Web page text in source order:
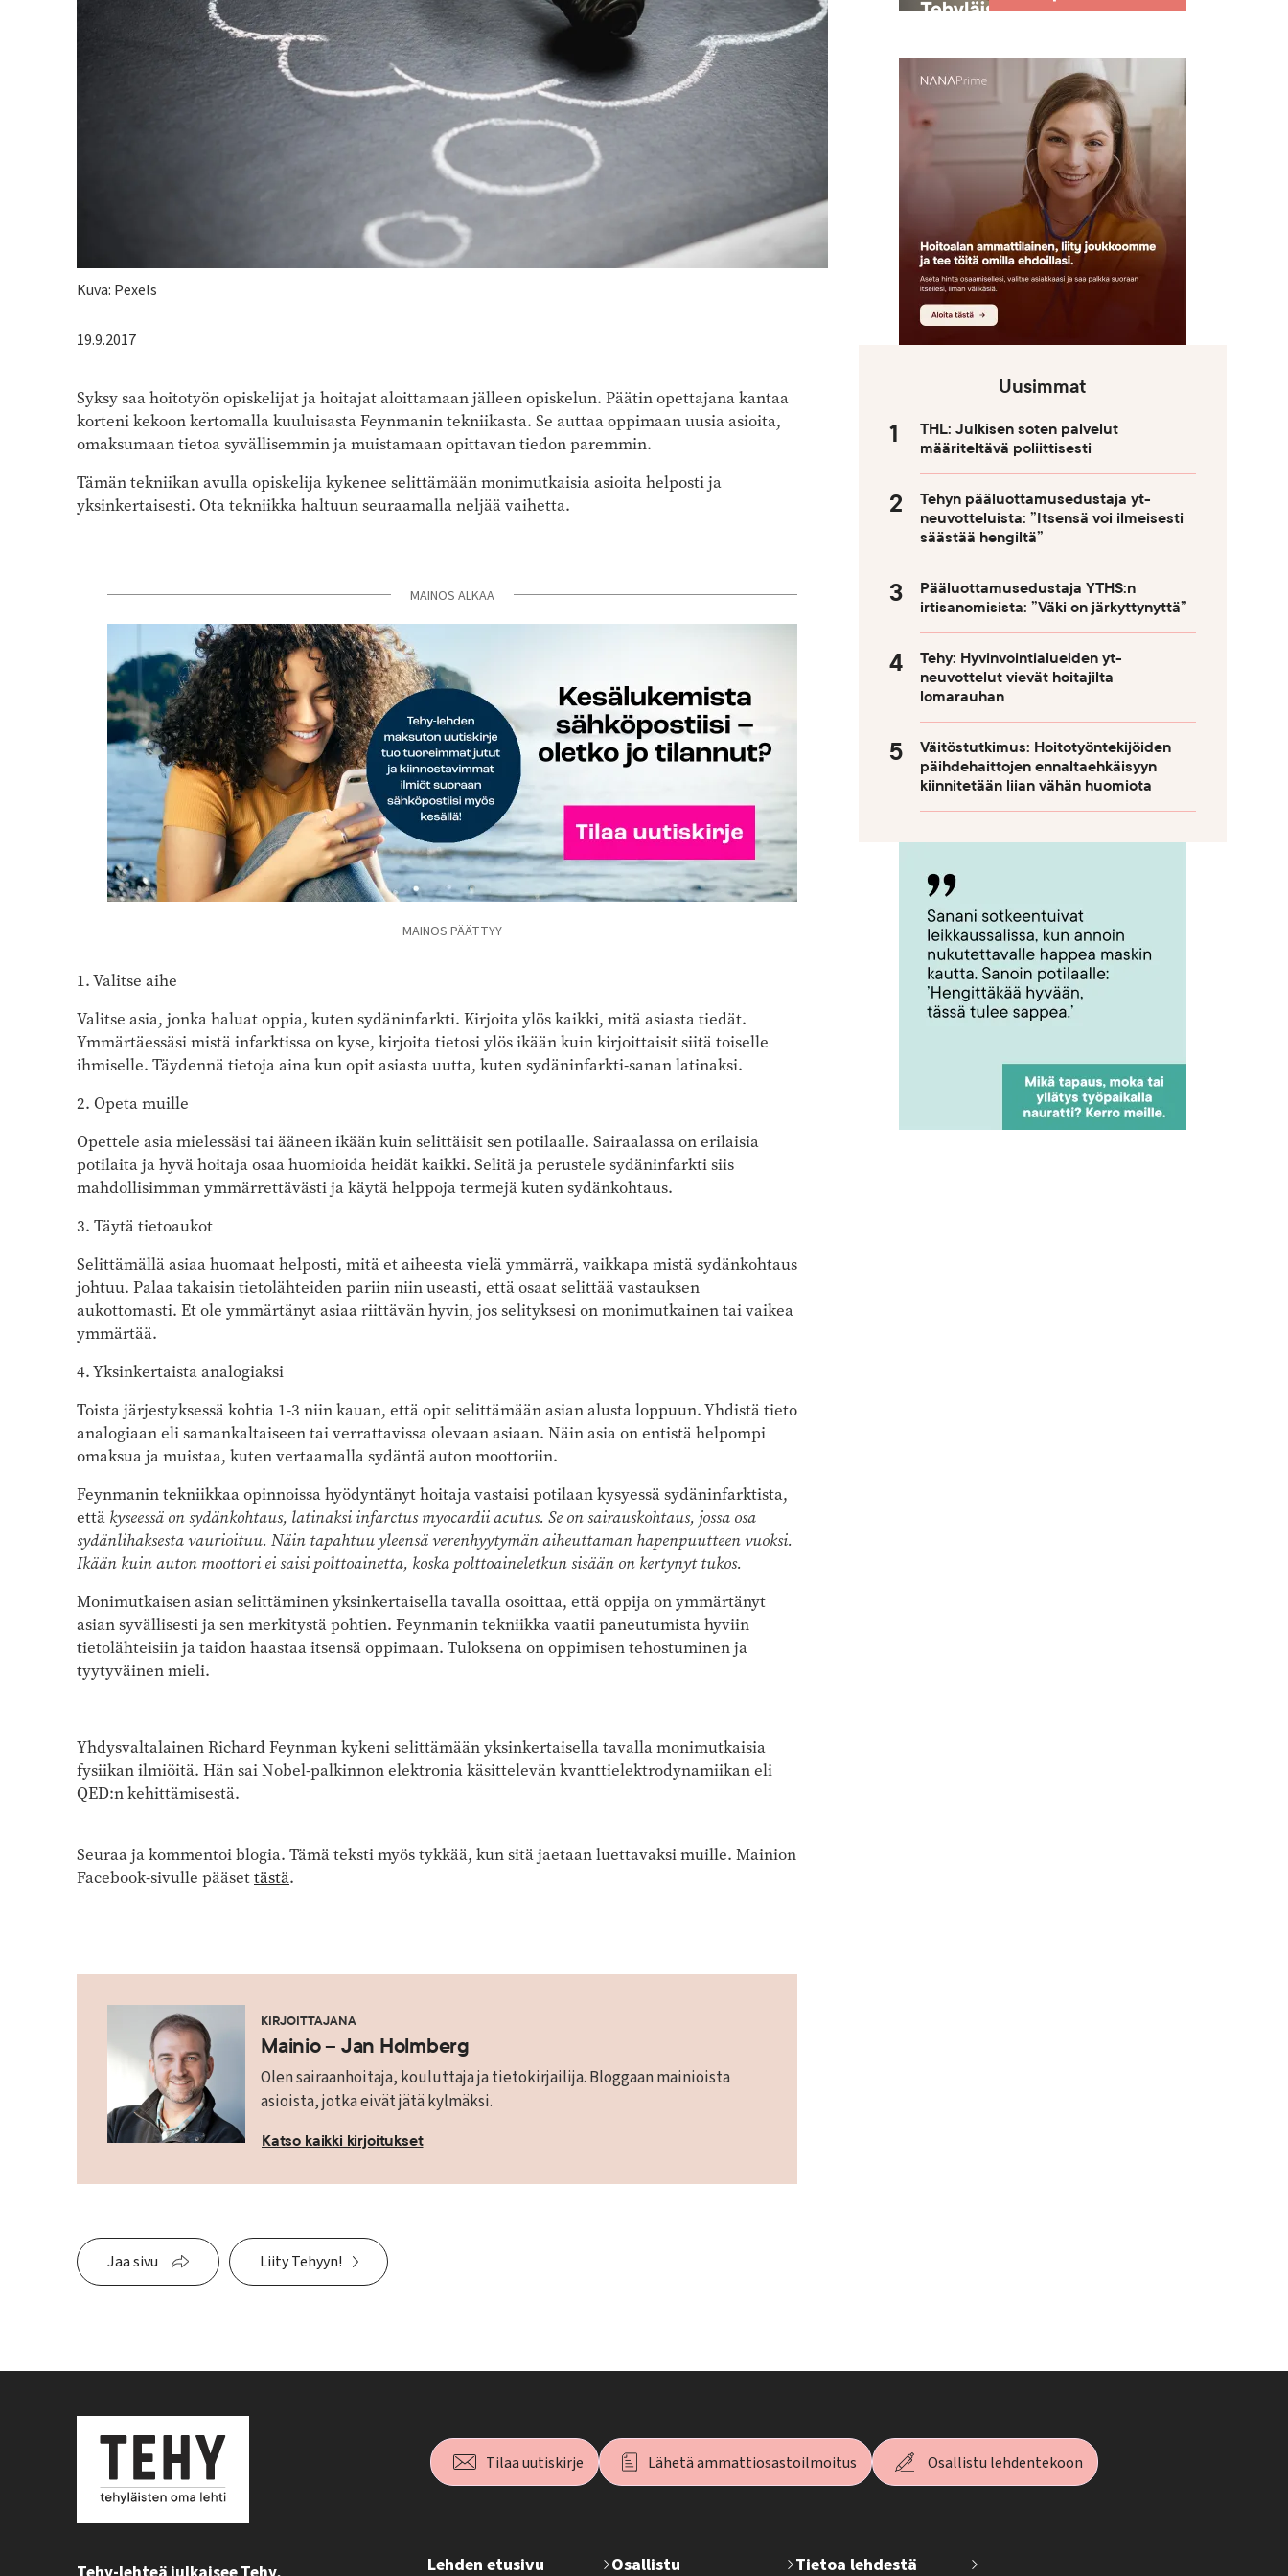
Kuvateksti
Kuva: Pexels
19.9.2017
Syksy saa hoitotyön opiskelijat ja hoitajat aloittamaan jälleen opiskelun. Päätin opettajana kantaa
korteni kekoon kertomalla kuuluisasta Feynmanin tekniikasta. Se auttaa oppimaan uusia asioita,
omaksumaan tietoa syvällisemmin ja muistamaan opittavan tiedon paremmin.
Tämän tekniikan avulla opiskelija kykenee selittämään monimutkaisia asioita helposti ja
yksinkertaisesti. Ota tekniikka haltuun seuraamalla neljää vaihetta.
MAINOS ALKAA
MAINOS PÄÄTTYY
1. Valitse aihe
Valitse asia, jonka haluat oppia, kuten sydäninfarkti. Kirjoita ylös kaikki, mitä asiasta tiedät.
Ymmärtäessäsi mistä infarktissa on kyse, kirjoita tietosi ylös ikään kuin kirjoittaisit siitä toiselle
ihmiselle. Täydennä tietoja aina kun opit asiasta uutta, kuten sydäninfarkti-sanan latinaksi.
2. Opeta muille
Opettele asia mielessäsi tai ääneen ikään kuin selittäisit sen potilaalle. Sairaalassa on erilaisia
potilaita ja hyvä hoitaja osaa huomioida heidät kaikki. Selitä ja perustele sydäninfarkti siis
mahdollisimman ymmärrettävästi ja käytä helppoja termejä kuten sydänkohtaus.
3. Täytä tietoaukot
Selittämällä asiaa huomaat helposti, mitä et aiheesta vielä ymmärrä, vaikkapa mistä sydänkohtaus
johtuu. Palaa takaisin tietolähteiden pariin niin useasti, että osaat selittää vastauksen
aukottomasti. Et ole ymmärtänyt asiaa riittävän hyvin, jos selityksesi on monimutkainen tai vaikea
ymmärtää.
4. Yksinkertaista analogiaksi
Toista järjestyksessä kohtia 1-3 niin kauan, että opit selittämään asian alusta loppuun. Yhdistä tieto
analogiaan eli samankaltaiseen tai verrattavissa olevaan asiaan. Näin asia on entistä helpompi
omaksua ja muistaa, kuten vertaamalla sydäntä auton moottoriin.
Feynmanin tekniikkaa opinnoissa hyödyntänyt hoitaja vastaisi potilaan kysyessä sydäninfarktista,
että kyseessä on sydänkohtaus, latinaksi infarctus myocardii acutus. Se on sairauskohtaus, jossa osa
sydänlihaksesta vaurioituu. Näin tapahtuu yleensä verenhyytymän aiheuttaman hapenpuutteen vuoksi.
Ikään kuin auton moottori ei saisi polttoainetta, koska polttoaineletkun sisään on kertynyt tukos.
Monimutkaisen asian selittäminen yksinkertaisella tavalla osoittaa, että oppija on ymmärtänyt
asian syvällisesti ja sen merkitystä pohtien. Feynmanin tekniikka vaatii paneutumista hyviin
tietolähteisiin ja taidon haastaa itsensä oppimaan. Tuloksena on oppimisen tehostuminen ja
tyytyväinen mieli.
Yhdysvaltalainen Richard Feynman kykeni selittämään yksinkertaisella tavalla monimutkaisia
fysiikan ilmiöitä. Hän sai Nobel-palkinnon elektronia käsittelevän kvanttielektrodynamiikan eli
QED:n kehittämisestä.
Seuraa ja kommentoi blogia. Tämä teksti myös tykkää, kun sitä jaetaan luettavaksi muille. Mainion
Facebook-sivulle pääsettästä.
KIRJOITTAJANA
Mainio – Jan Holmberg
Olen sairaanhoitaja, kouluttaja ja tietokirjailija. Bloggaan mainioista
asioista, jotka eivät jätä kylmäksi.
Katso kaikki kirjoitukset
Jaa sivu Liity Tehyyn!
Uusimmat
THL: Julkisen soten palvelut
määriteltävä poliittisesti
Tehyn pääluottamusedustaja yt-
neuvotteluista: ”Itsensä voi ilmeisesti
säästää hengiltä”
Pääluottamusedustaja YTHS:n
irtisanomisista: ”Väki on järkyttynyttä”
Tehy: Hyvinvointialueiden yt-
neuvottelut vievät hoitajilta
lomarauhan
Väitöstutkimus: Hoitotyöntekijöiden
päihdehaittojen ennaltaehkäisyyn
kiinnitetään liian vähän huomiota
Tilaa uutiskirje Lähetä ammattiosastoilmoitus Osallistu lehdentekoon
Lehden etusivu Osallistu Tietoa lehdestä